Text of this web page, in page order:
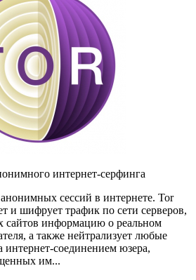
интернет-серфинга
сессий в интернете. Tor
и шифрует трафик по сети серверов,
сайтов информацию о реальном
а также нейтрализует любые
соединением юзера,
им...